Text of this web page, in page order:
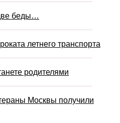
беды…
летнего транспорта
родителями
Москвы получили